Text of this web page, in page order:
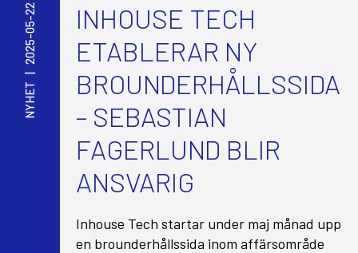
NYHET
|
2025-05-22
INHOUSE TECH
ETABLERAR NY
BROUNDERHÅLLSSIDA
– SEBASTIAN
FAGERLUND BLIR
ANSVARIG
Inhouse Tech startar under maj månad upp
en brounderhållssida inom affärsområde